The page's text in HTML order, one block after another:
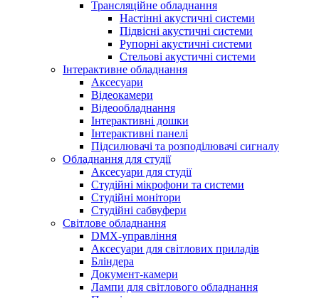
Трансляційне обладнання
Настінні акустичні системи
Підвісні акустичні системи
Рупорні акустичні системи
Стельові акустичні системи
Інтерактивне обладнання
Аксесуари
Відеокамери
Відеообладнання
Інтерактивні дошки
Інтерактивні панелі
Підсилювачі та розподілювачі сигналу
Обладнання для студії
Аксесуари для студії
Студійні мікрофони та системи
Студійні монітори
Студійні сабвуфери
Світлове обладнання
DMX-управління
Аксесуари для світлових приладів
Бліндера
Документ-камери
Лампи для світлового обладнання